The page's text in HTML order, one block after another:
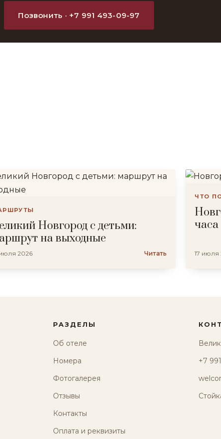
Позвонить · +7 991 493-09-97
Новгород с детьми:
на выходные
2026 Читать
ЧТО
часа
17 июля
РАЗДЕЛЫ
Об отеле
Номера
Фотогалерея
Отзывы
Контакты
Оплата и реквизиты
+7